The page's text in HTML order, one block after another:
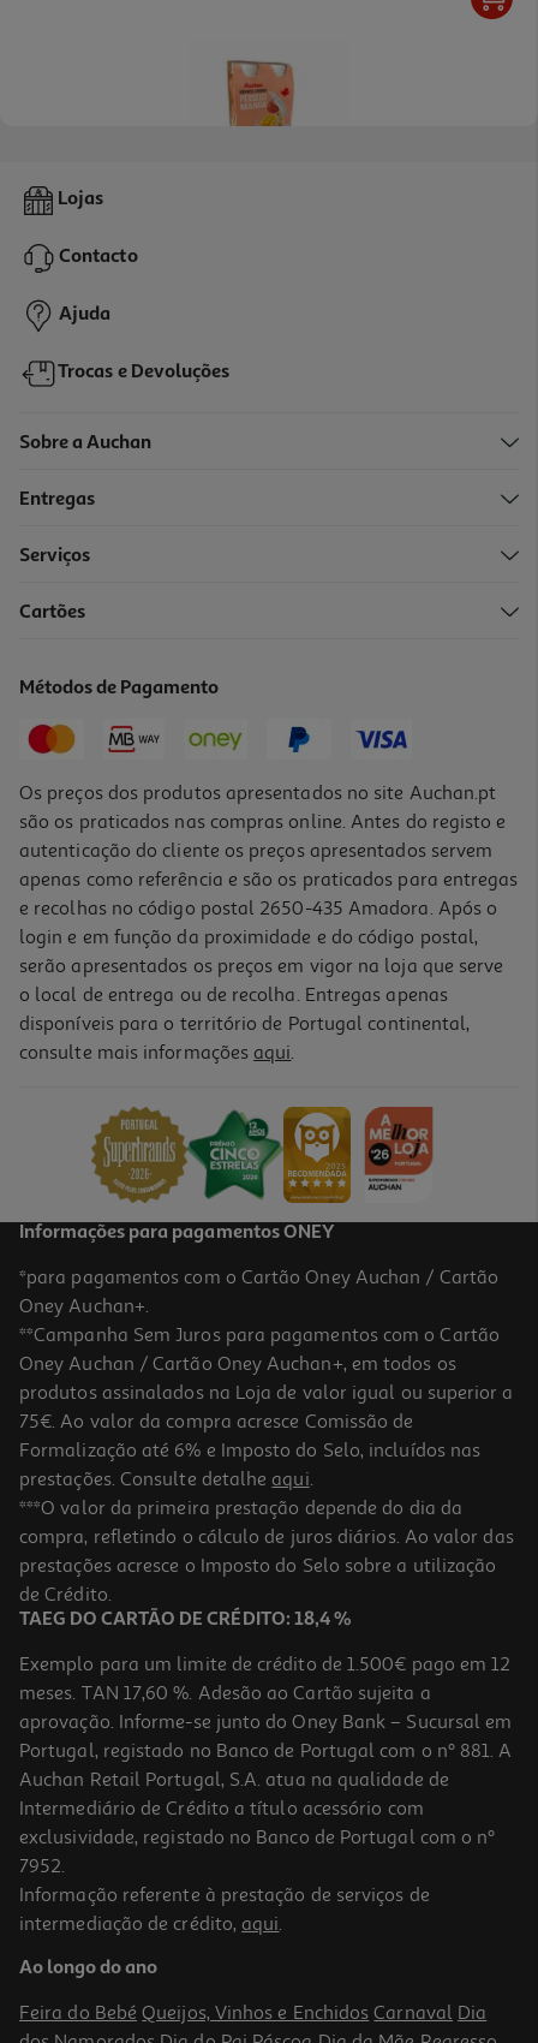
Iogurte Liquido Auchan Pêssego Manga 4x170g
1,36 €
Iogurte Líquido Auchan Tropical 4x160g
4.6
Iogurte Danone Líquido Morango 4x155g
2.32 €/Kg
1,44 €
Iogurte Liquido Mimosa Morango 4x151ml
2.38 €/Lt
1,44 €
Lojas
Contacto
Ajuda
Trocas e Devoluções
Sobre a Auchan
Entregas
Serviços
Cartões
Métodos de Pagamento
Os preços dos produtos apresentados no site Auchan.pt
são os praticados nas compras online. Antes do registo e
autenticação do cliente os preços apresentados servem
apenas como referência e são os praticados para entregas
e recolhas no código postal 2650-435 Amadora. Após o
login e em função da proximidade e do código postal,
serão apresentados os preços em vigor na loja que serve
o local de entrega ou de recolha. Entregas apenas
disponíveis para o território de Portugal continental,
consulte mais informações aqui.
Informações para pagamentos ONEY
*para pagamentos com o Cartão Oney Auchan / Cartão
Oney Auchan+.
**Campanha Sem Juros para pagamentos com o Cartão
Oney Auchan / Cartão Oney Auchan+, em todos os
produtos assinalados na Loja de valor igual ou superior a
75€. Ao valor da compra acresce Comissão de
Formalização até 6% e Imposto do Selo, incluídos nas
prestações. Consulte detalhe aqui.
***O valor da primeira prestação depende do dia da
compra, refletindo o cálculo de juros diários. Ao valor das
prestações acresce o Imposto do Selo sobre a utilização
de Crédito.
TAEG DO CARTÃO DE CRÉDITO: 18,4 %
Exemplo para um limite de crédito de 1.500€ pago em 12
meses. TAN 17,60 %. Adesão ao Cartão sujeita a
aprovação. Informe-se junto do Oney Bank – Sucursal em
Portugal, registado no Banco de Portugal com o nº 881. A
Auchan Retail Portugal, S.A. atua na qualidade de
Intermediário de Crédito a título acessório com
exclusividade, registado no Banco de Portugal com o nº
7952.
Informação referente à prestação de serviços de
intermediação de crédito, aqui.
Ao longo do ano
Feira do Bebé Queijos, Vinhos e Enchidos Carnaval Dia